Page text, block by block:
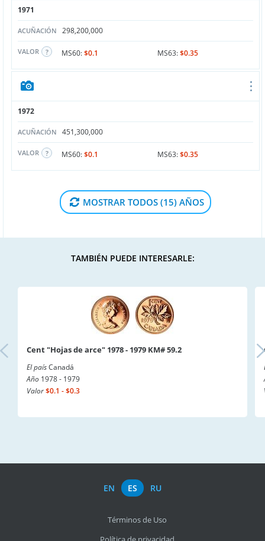
1971
ACUÑACIÓN 298,200,000
VALOR MS60:$0.1 MS63:$0.35
1972
ACUÑACIÓN 451,300,000
VALOR MS60:$0.1 MS63:$0.35
MOSTRAR TODOS (15) AÑOS
TAMBIÉN PUEDE INTERESARLE:
Cent "Hojas de arce" 1978 - 1979 KM# 59.2
El paísCanadá
Año 1978 - 1979
Valor$0.1 - $0.3
EN ES RU
Términos de Uso